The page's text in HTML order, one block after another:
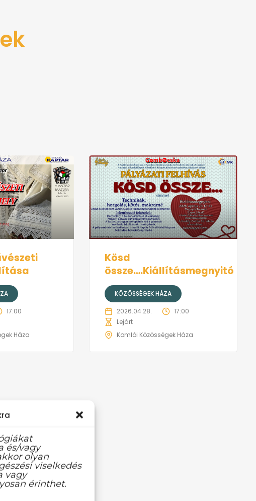
és/vagy
olyan
viselkedés
vagy
érinthet.
17:00
Háza
Kösd
össze….Kiállításmegnyitó
KÖZÖSSÉGEK HÁZA
2026.04.28.
17:00
Lejárt
Komlói Közösségek Háza